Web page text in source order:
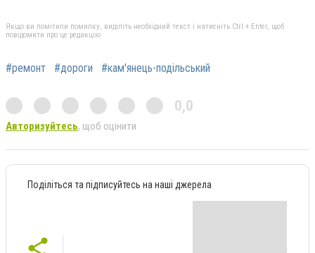
Якщо ви помітили помилку, виділіть необхідний текст і натисніть Ctrl + Enter, щоб
повідомити про це редакцію
#ремонт #дороги #кам'янець-подільський
0,0
Авторизуйтесь, щоб оцінити
Поділіться та підписуйтесь на наші джерела